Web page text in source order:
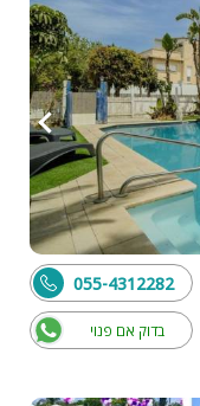
בדוק אם פנוי
055-4312282